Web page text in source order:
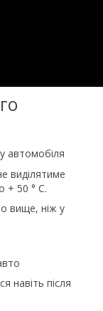
автомобіля
виділятиме
+ 50 ° С.
вище, ніж у
навіть після